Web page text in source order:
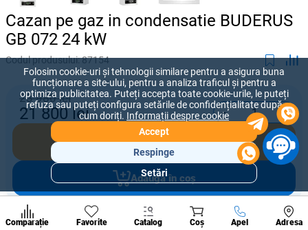
Cazan pe gaz in condensatie BUDERUS
GB 072 24 kW
Codul produsului:87154
23 980 lei
21 800lei - +
Cumpără acum
Adaugă în coș
Oferiți prețul pe care sunteți dispus să îl plătiți pentru acest produs.
Comparație Favorite Catalog Coș Apel Adresa
A suna
populare
de
Folosim cookie-uri și tehnologii similare pentru a asigura buna
funcționare a site-ului, pentru a analiza traficul și pentru a
optimiza publicitatea. Puteți accepta toate cookie-urile, le puteți
refuza sau puteți configura setările de confidențialitate după
cum doriți. Informații despre cookie
Accept
Respinge
Setări